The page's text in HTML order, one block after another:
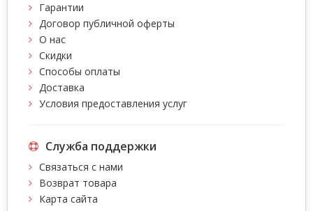
Гарантии
Договор публичной оферты
О нас
Скидки
Способы оплаты
Доставка
Условия предоставления услуг
Служба поддержки
Связаться с нами
Возврат товара
Карта сайта